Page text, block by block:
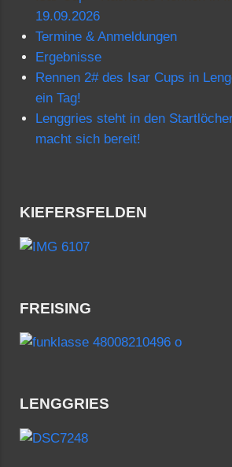
19.09.2026
Termine & Anmeldungen
Ergebnisse
Rennen 2# des Isar Cups in
ein Tag!
Lenggries steht in den
macht sich bereit!
KIEFERSFELDEN
FREISING
LENGGRIES